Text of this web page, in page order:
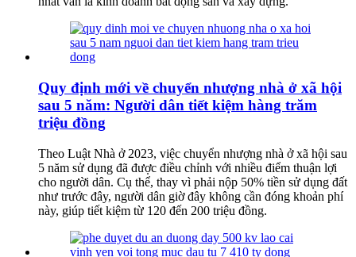
Quy định mới về chuyển nhượng nhà ở xã hội
sau 5 năm: Người dân tiết kiệm hàng trăm
triệu đồng
Theo Luật Nhà ở 2023, việc chuyển nhượng nhà ở xã hội sau
5 năm sử dụng đã được điều chỉnh với nhiều điểm thuận lợi
cho người dân. Cụ thể, thay vì phải nộp 50% tiền sử dụng đất
như trước đây, người dân giờ đây không cần đóng khoản phí
này, giúp tiết kiệm từ 120 đến 200 triệu đồng.